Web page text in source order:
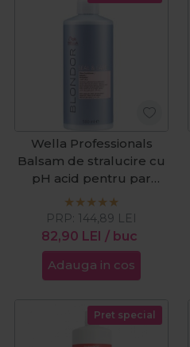
Wella Professionals
Balsam de stralucire cu
pH acid pentru par
decolorat Blondor
Seal&Care 500ml
82,90 LEI / buc
PRP: 144,89 LEI
Adauga in cos
Pret special